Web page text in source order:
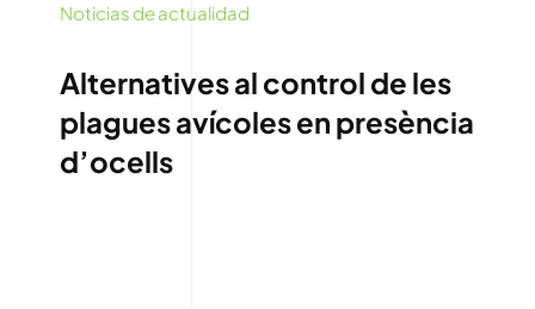
Noticias de actualidad
Alternatives al control de les
plagues avícoles en presència
d’ocells